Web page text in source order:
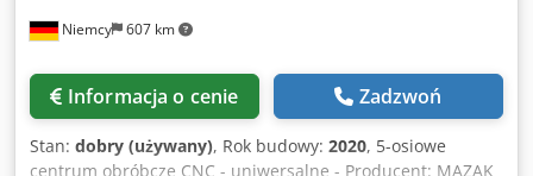
Niemcy 607 km
Informacja o cenie Zadzwoń
Stan: dobry (używany), Rok budowy: 2020, 5-osiowe
centrum obróbcze CNC - uniwersalne - Producent: MAZAK